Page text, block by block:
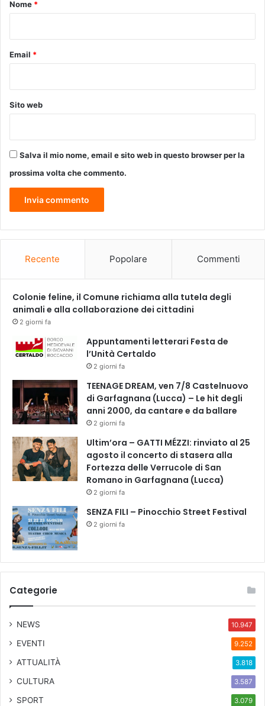
e
e
s
e
i
v
i
e
Nome *
Email *
Sito web
Salva il mio nome, email e sito web in questo browser per la
prossima volta che commento.
Recente Popolare Commenti
Colonie feline, il Comune richiama alla tutela degli
animali e alla collaborazione dei cittadini
2 giorni fa
Appuntamenti letterari Festa de
l’Unità Certaldo
2 giorni fa
TEENAGE DREAM, ven 7/8 Castelnuovo
di Garfagnana (Lucca) – Le hit degli
anni 2000, da cantare e da ballare
2 giorni fa
Ultim’ora – GATTI MÉZZI: rinviato al 25
agosto il concerto di stasera alla
Fortezza delle Verrucole di San
Romano in Garfagnana (Lucca)
2 giorni fa
SENZA FILI – Pinocchio Street Festival
2 giorni fa
Categorie
NEWS 10.947
EVENTI 9.252
ATTUALITÀ 3.818
CULTURA 3.587
SPORT 3.079